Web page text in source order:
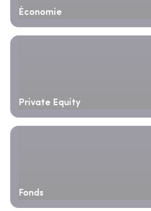
Économie
Private Equity
Fonds